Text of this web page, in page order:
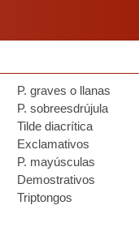
P. graves o llanas
P. sobreesdrújula
Tilde diacrítica
Exclamativos
P. mayúsculas
Demostrativos
Triptongos